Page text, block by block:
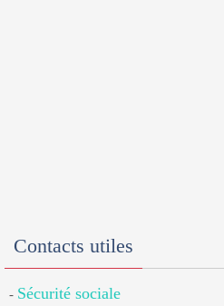
Contacts utiles
- Sécurité sociale